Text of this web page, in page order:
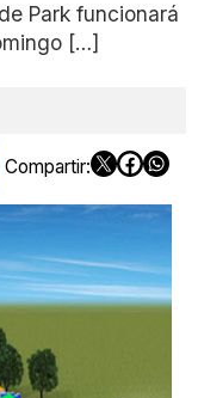
Park funcionará
[…]